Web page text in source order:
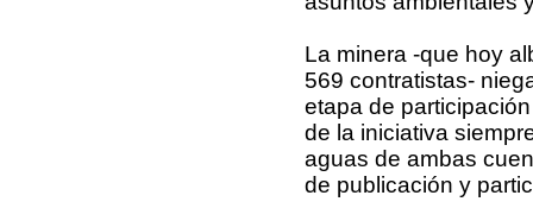
La minera -que hoy
569 contratistas-
etapa de
de la iniciativa
aguas de ambas
de publicación y